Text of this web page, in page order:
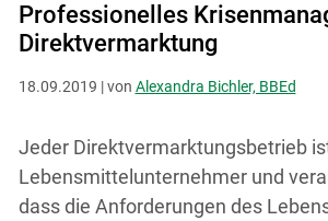
Professionelles
Direktvermarktung
18.09.2019 | von Alexandra Bichler, BBEd
Jeder Direktvermarktungsbetrieb
Lebensmittelunternehmer und
dass die Anforderungen des